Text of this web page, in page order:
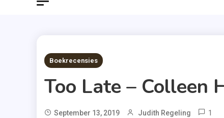
8 MINS READ
Boekrecensies
Too Late – Colleen
September 13, 2019 Judith Regeling 1